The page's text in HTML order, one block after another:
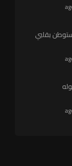
بقلبي